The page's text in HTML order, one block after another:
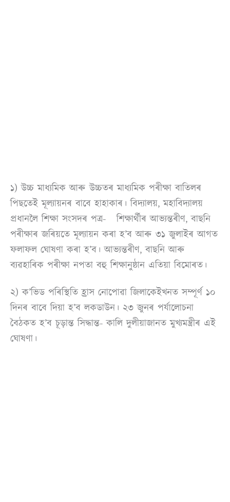
১) উচ্চ মাধ্যমিক আৰু উচ্চতৰ মাধ্যমিক পৰীক্ষা বাতিলৰ
পিছতেই মূল্যায়নৰ বাবে হাহাকাৰ। বিদ্যালয়, মহাবিদ্যালয়
প্ৰধানলৈ শিক্ষা সংসদৰ পত্ৰ- শিক্ষাৰ্থীৰ আভ্যন্তৰীণ, বাছনি
পৰীক্ষাৰ জৰিয়তে মূল্যায়ন কৰা হ’ব আৰু ৩১ জুলাইৰ আগত
ফলাফল ঘোষণা কৰা হ’ব। আভ্যন্তৰীণ, বাছনি আৰু
ব্যৱহাৰিক পৰীক্ষা নপতা বহু শিক্ষানুষ্ঠান এতিয়া বিমোৰত।
২) ক’ভিড পৰিস্থিতি হ্ৰাস নোপোৱা জিলাকেইখনত সম্পূৰ্ণ ১০
দিনৰ বাবে দিয়া হ’ব লকডাউন। ২৩ জুনৰ পৰ্যালোচনা
বৈঠকত হ’ব চূড়ান্ত সিদ্ধান্ত- কালি দুলীয়াজানত মুখ্যমন্ত্ৰীৰ এই
ঘোষণা।